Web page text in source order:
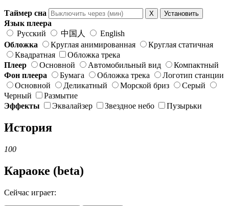
Таймер сна X Установить
Язык плеера
Русский
中国人
English
Обложка
Круглая анимированная
Круглая статичная
Квадратная
Обложка трека
Плеер
Основной Автомобильный вид
Компактный
Фон плеера
Бумага Обложка трека
Логотип станции
Основной
Деликатный Морской бриз
Серый
Черный
Размытие
Эффекты
Эквалайзер Звездное небо Пузырьки
История
100
Караоке (beta)
Сейчас играет: